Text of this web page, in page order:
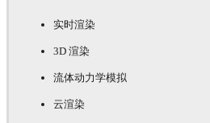
实时渲染
3D 渲染
流体动力学模拟
云渲染